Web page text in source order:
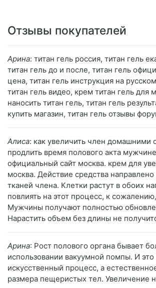
Отзывы покупателей
Арина: титан гель россия, титан гель
титан гель до и после, титан гель
цена, титан гель инструкция на
титан гель видео, крем титан гель для
наносить титан гель, титан гель
купить магазин, титан гель отзывы
Алиса: как увеличить член домашними
продлить время полового акта
официальный сайт москва. крем для
москва. Действие средства направлено
тканей члена. Клетки растут в обоих
повлиять на этот процесс, к
Мужчины получают полностью
Нарастить объем без длины не
Арина: Рост полового органа бывает
использовании вакуумной помпы. И это
искусственный процесс, а
размера пещеристых тел. Увеличение